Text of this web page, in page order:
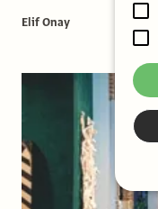
Elif Onay